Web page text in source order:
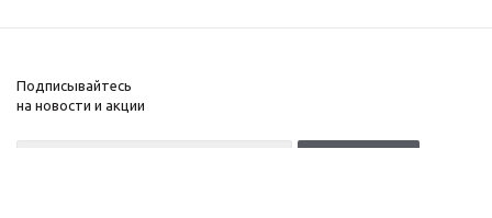
Подписывайтесь
на новости и акции